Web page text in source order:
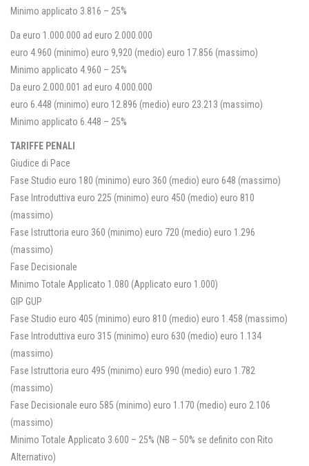
Minimo applicato 3.816 – 25%
Da euro 1.000.000 ad euro 2.000.000
euro 4.960 (minimo) euro 9,920 (medio) euro 17.856 (massimo)
Minimo applicato 4.960 – 25%
Da euro 2.000.001 ad euro 4.000.000
euro 6.448 (minimo) euro 12.896 (medio) euro 23.213 (massimo)
Minimo applicato 6.448 – 25%
TARIFFE PENALI
Giudice di Pace
Fase Studio euro 180 (minimo) euro 360 (medio) euro 648 (massimo)
Fase Introduttiva euro 225 (minimo) euro 450 (medio) euro 810
(massimo)
Fase Istruttoria euro 360 (minimo) euro 720 (medio) euro 1.296
(massimo)
Fase Decisionale
Minimo Totale Applicato 1.080 (Applicato euro 1.000)
GIP GUP
Fase Studio euro 405 (minimo) euro 810 (medio) euro 1.458 (massimo)
Fase Introduttiva euro 315 (minimo) euro 630 (medio) euro 1.134
(massimo)
Fase Istruttoria euro 495 (minimo) euro 990 (medio) euro 1.782
(massimo)
Fase Decisionale euro 585 (minimo) euro 1.170 (medio) euro 2.106
(massimo)
Minimo Totale Applicato 3.600 – 25% (NB – 50% se definito con Rito
Alternativo)